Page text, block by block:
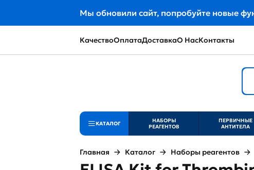
Мы обновили сайт, попробуйте новые
КачествоОплатаДоставкаО НасКонтакты
КАТАЛОГ
НАБОРЫ
РЕАГЕНТОВ
ПЕРВИЧНЫЕ
АНТИТЕЛА
Главная Каталог Наборы реагентов